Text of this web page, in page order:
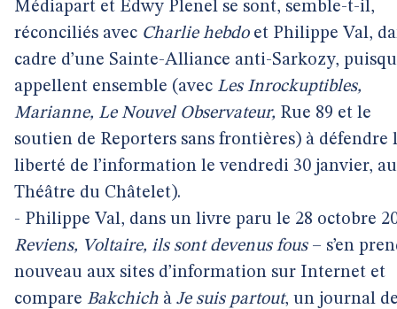
Médiapart et Edwy Plenel se sont, semble-t-il,
réconciliés avec Charlie hebdoet Philippe Val,
cadre d’une Sainte-Alliance anti-Sarkozy,
appellent ensemble (avec Les Inrockuptibles,
Marianne, Le Nouvel Observateur, Rue 89 et le
soutien de Reporters sans frontières) à défendre
liberté de l’information le vendredi 30 janvier, au
Théâtre du Châtelet).
- Philippe Val, dans un livre paru le 28 octobre
Reviens, Voltaire, ils sont devenus fous– s’en
nouveau aux sites d’information sur Internet et
compare Bakchich à Je suis partout, un journal